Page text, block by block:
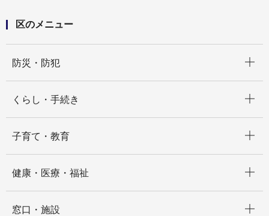
区のメニュー
防災・防犯
くらし・手続き
子育て・教育
健康・医療・福祉
窓口・施設